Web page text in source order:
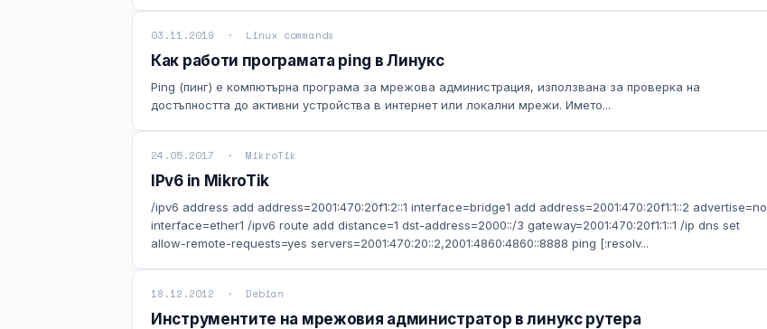
03.11.2019 · Linux commands
Как работи програмата ping в Линукс
Ping (пинг) е компютърна програма за мрежова администрация, използвана за проверка на
достъпността до активни устройства в интернет или локални мрежи. Името...
24.05.2017 · MikroTik
IPv6 in MikroTik
/ipv6 address add address=2001:470:20f1:2::1 interface=bridge1 add address=2001:470:20f1:1::2 advertise=no
interface=ether1 /ipv6 route add distance=1 dst-address=2000::/3 gateway=2001:470:20f1:1::1 /ip dns set
allow-remote-requests=yes servers=2001:470:20::2,2001:4860:4860::8888 ping [:resolv...
18.12.2012 · Debian
Инструментите на мрежовия администратор в линукс рутера